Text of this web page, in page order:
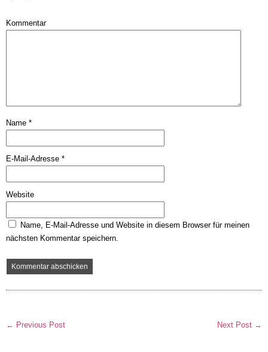
Kommentar
Name *
E-Mail-Adresse *
Website
Name, E-Mail-Adresse und Website in diesem Browser für meinen
nächsten Kommentar speichern.
← Previous Post Next Post →